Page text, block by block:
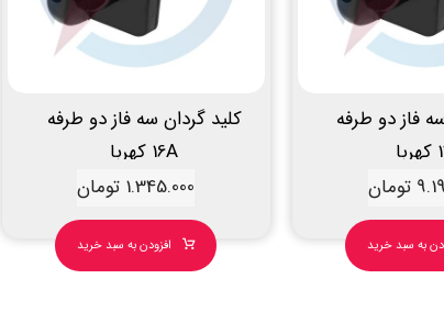
فاز دو طرفه
تومان
به سبد خرید
کلید گردان سه فاز دو طرفه
16A کهربا
1.345.000 تومان
افزودن به سبد خرید